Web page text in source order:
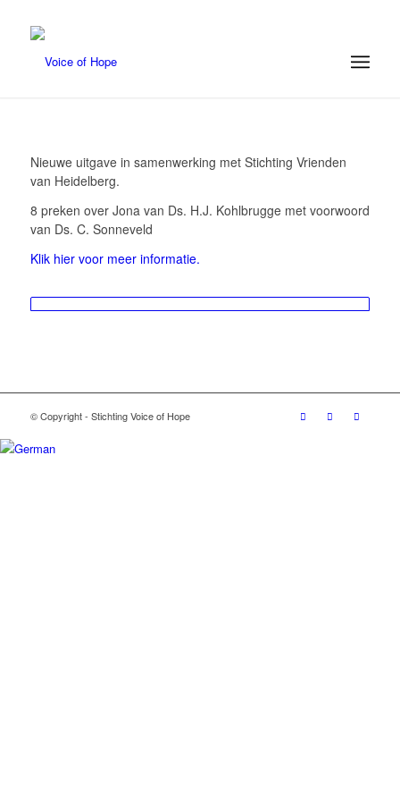
Nieuwe uitgave in samenwerking met Stichting Vrienden
van Heidelberg.
8 preken over Jona van Ds. H.J. Kohlbrugge met voorwoord
van Ds. C. Sonneveld
Klik hier voor meer informatie.
© Copyright - Stichting Voice of Hope